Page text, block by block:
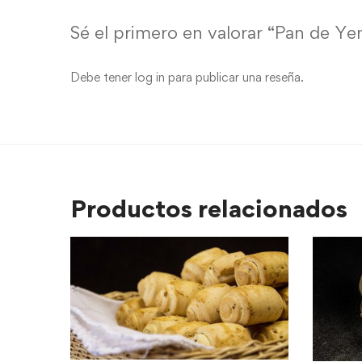
Sé el primero en valorar “Pan de
Debe tener log in para publicar una reseña.
Productos relacionados